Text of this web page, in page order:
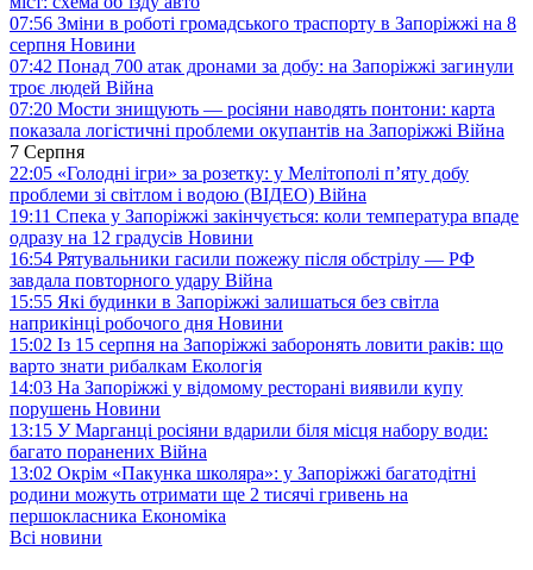
07:56 Зміни в роботі громадського траспорту в Запоріжжі на 8
серпня Новини
07:42 Понад 700 атак дронами за добу: на Запоріжжі загинули
троє людей Війна
07:20 Мости знищують — росіяни наводять понтони: карта
показала логістичні проблеми окупантів на Запоріжжі Війна
7 Серпня
22:05 «Голодні ігри» за розетку: у Мелітополі п’яту добу
проблеми зі світлом і водою (ВІДЕО) Війна
19:11 Спека у Запоріжжі закінчується: коли температура впаде
одразу на 12 градусів Новини
16:54 Рятувальники гасили пожежу після обстрілу — РФ
завдала повторного удару Війна
15:55 Які будинки в Запоріжжі залишаться без світла
наприкінці робочого дня Новини
15:02 Із 15 серпня на Запоріжжі заборонять ловити раків: що
варто знати рибалкам Екологія
14:03 На Запоріжжі у відомому ресторані виявили купу
порушень Новини
13:15 У Марганці росіяни вдарили біля місця набору води:
багато поранених Війна
13:02 Окрім «Пакунка школяра»: у Запоріжжі багатодітні
родини можуть отримати ще 2 тисячі гривень на
першокласника Економіка
Всі новини